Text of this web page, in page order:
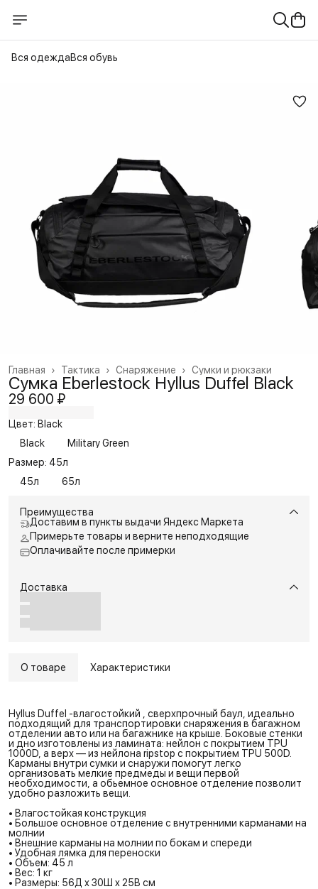
Вся одеждаВся обувь
Сумки и рюкзаки
Снаряжение ›
Тактика ›
Главная ›
Сумка Eberlestock Hyllus Duffel Black
29 600 ₽
Цвет: Black
Black
Military Green
Размер: 45л
45л
65л
Преимущества
Доставим в пункты выдачи Яндекс Маркета
Примерьте товары и верните неподходящие
Оплачивайте после примерки
Доставка
О товаре Характеристики
Hyllus Duffel -влагостойкий , сверхпрочный баул, идеально
подходящий для транспортировки снаряжения в багажном
отделении авто или на багажнике на крыше. Боковые стенки
и дно изготовлены из ламината: нейлон с покрытием TPU
1000D, а верх — из нейлона ripstop с покрытием TPU 500D.
Карманы внутри сумки и снаружи помогут легко
организовать мелкие предмеды и вещи первой
необходимости, а обьемное основное отделение позволит
удобно разложить вещи.
• Влагостойкая конструкция
• Большое основное отделение с внутренними карманами на
молнии
• Внешние карманы на молнии по бокам и спереди
• Удобная лямка для переноски
• Объем: 45 л
• Вес: 1 кг
• Размеры: 56Д x 30Ш x 25В см